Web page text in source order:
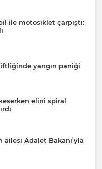
ile motosiklet çarpıştı:
yangın paniği
elini spiral
ailesi Adalet Bakanı'yla